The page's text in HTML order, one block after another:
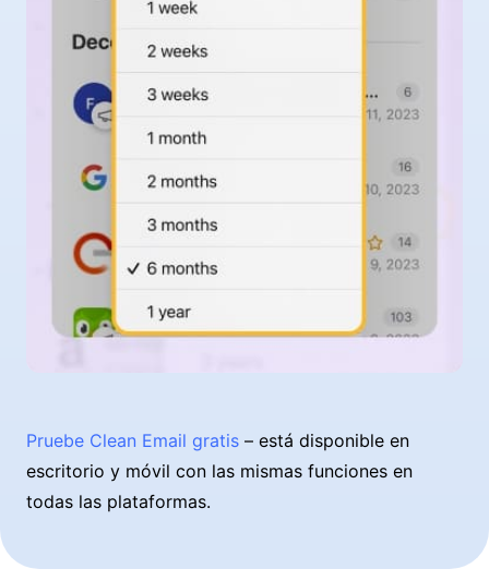
Pruebe Clean Email gratis – está disponible en
escritorio y móvil con las mismas funciones en
todas las plataformas.